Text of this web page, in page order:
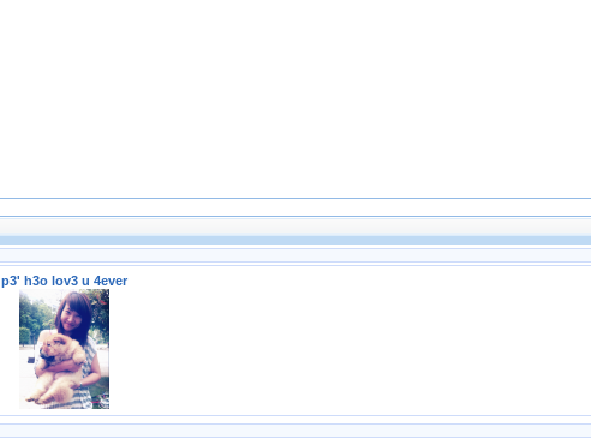
p3' h3o lov3 u 4ever